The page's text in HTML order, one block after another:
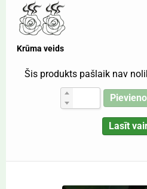
Krūma veids
Šis produkts pašlaik nav
Lasīt